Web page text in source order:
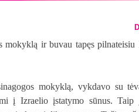
mokyklą ir buvau tapęs pilnateisiu
mokyklą, vykdavo su
į Izraelio įstatymo sūnus.